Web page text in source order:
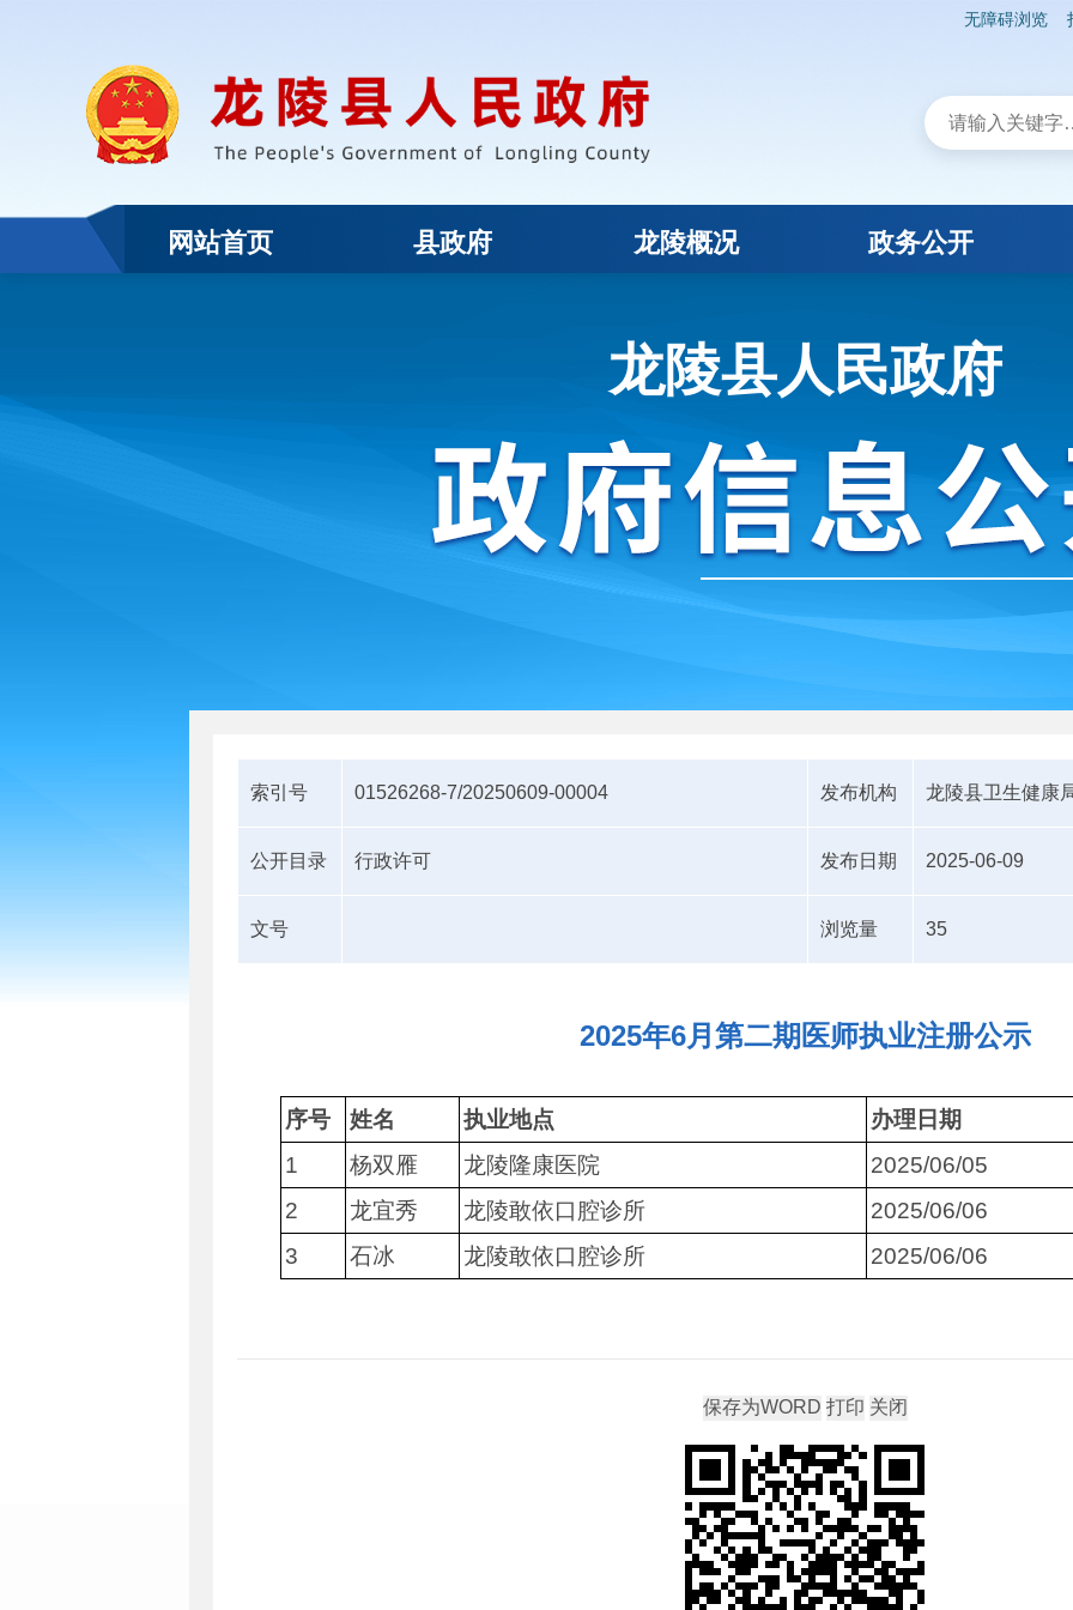
无障碍浏览
网站首页 县政府 龙陵概况 政务公开
龙陵县人民政府
索引号 01526268-7/20250609-00004 发布机构 龙陵县卫生健康
公开目录 行政许可 发布日期 2025-06-09
文号 浏览量 35
2025年6月第二期医师执业注册公示
序号 姓名 执业地点
办理日期
1
杨双雁 龙陵隆康医院
2025/06/05
2
龙宜秀 龙陵敢依口腔诊所
2025/06/06
3
石冰 龙陵敢依口腔诊所 2025/06/06